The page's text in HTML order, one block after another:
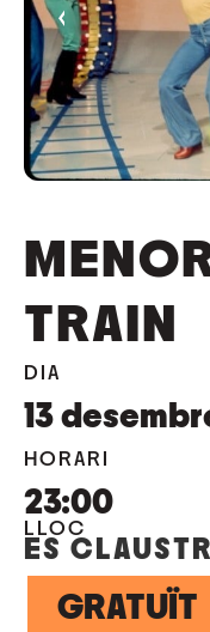
‹
TRAIN
DIA
13
HORARI
23:00
LLOC
ES
GRATUÏT